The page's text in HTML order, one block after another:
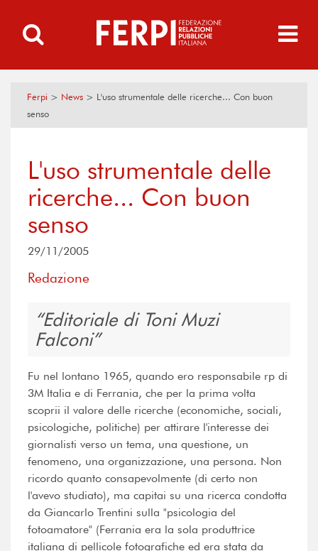
Ferpi > News > L'uso strumentale delle ricerche... Con buon
senso
L'uso strumentale delle
ricerche... Con buon
senso
29/11/2005
Redazione
Editoriale di Toni Muzi
Falconi
Fu nel lontano 1965, quando ero responsabile rp di
3M Italia e di Ferrania, che per la prima volta
scoprii il valore delle ricerche (economiche, sociali,
psicologiche, politiche) per attirare l'interesse dei
giornalisti verso un tema, una questione, un
fenomeno, una organizzazione, una persona. Non
ricordo quanto consapevolmente (di certo non
l'avevo studiato), ma capitai su una ricerca condotta
da Giancarlo Trentini sulla "psicologia del
fotoamatore" (Ferrania era la sola produttrice
italiana di pellicole fotografiche ed era stata da